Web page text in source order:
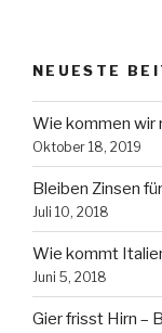
NEUESTE
Wie kommen wir
Oktober 18, 2019
Bleiben Zinsen
Juli 10, 2018
Wie kommt
Juni 5, 2018
Gier frisst Hirn –